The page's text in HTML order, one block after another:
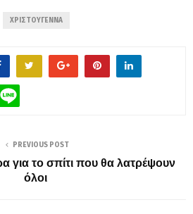
ΧΡΙΣΤΟΥΓΕΝΝΑ
PREVIOUS POST
για το σπίτι που θα λατρέψουν
όλοι